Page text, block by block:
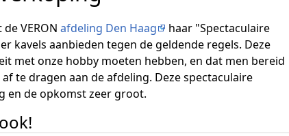
VERON afdeling Den Haag
haar "Spectaculaire
kavels aanbieden tegen de geldende regels. Deze
met onze hobby moeten hebben, en dat men bereid
te dragen aan de afdeling. Deze spectaculaire
en de opkomst zeer groot.